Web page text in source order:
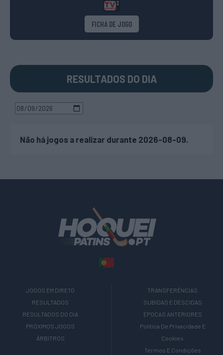
FICHA DE JOGO
RESULTADOS DO DIA
Não há jogos a realizar durante 2026-08-09.
JOGOS EM DIRETO
RESULTADOS
RESULTADOS DO DIA
PRÓXIMOS JOGOS
ÁRBITROS
TRANSFERÊNCIAS
SUBIDAS E DESCIDAS
ÉPOCAS ANTERIORES
Política De Privacidade E
Cookies
Termos E Condições